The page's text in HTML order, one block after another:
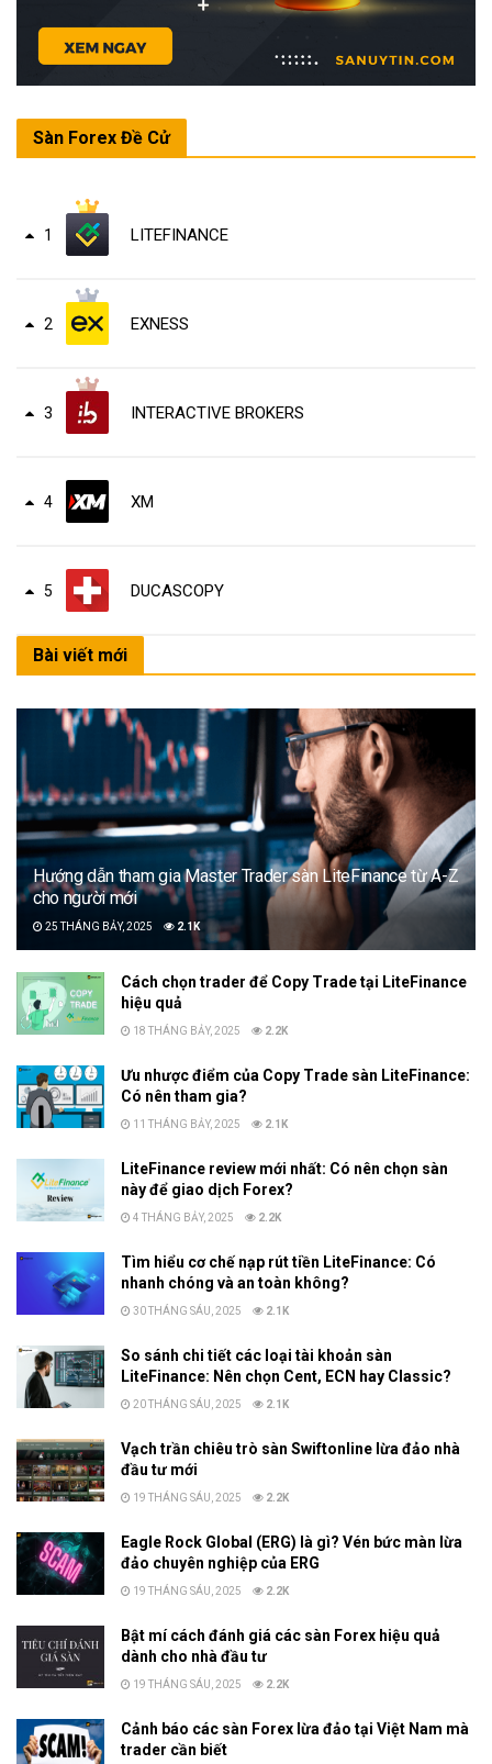
Sàn Forex Đề Cử
1 LITEFINANCE
2 EXNESS
3 INTERACTIVE BROKERS
4 XM
5 DUCASCOPY
Bài viết mới
Hướng dẫn tham gia Master Trader sàn LiteFinance từ A-Z
cho người mới
25 THÁNG BẢY, 2025 2.1K
Cách chọn trader để Copy Trade tại LiteFinance
hiệu quả
18 THÁNG BẢY, 2025 2.2K
Ưu nhược điểm của Copy Trade sàn LiteFinance:
Có nên tham gia?
11 THÁNG BẢY, 2025 2.1K
LiteFinance review mới nhất: Có nên chọn sàn
này để giao dịch Forex?
4 THÁNG BẢY, 2025 2.2K
Tìm hiểu cơ chế nạp rút tiền LiteFinance: Có
nhanh chóng và an toàn không?
30 THÁNG SÁU, 2025 2.1K
So sánh chi tiết các loại tài khoản sàn
LiteFinance: Nên chọn Cent, ECN hay Classic?
20 THÁNG SÁU, 2025 2.1K
Vạch trần chiêu trò sàn Swiftonline lừa đảo nhà
đầu tư mới
19 THÁNG SÁU, 2025 2.2K
Eagle Rock Global (ERG) là gì? Vén bức màn lừa
đảo chuyên nghiệp của ERG
19 THÁNG SÁU, 2025 2.2K
Bật mí cách đánh giá các sàn Forex hiệu quả
dành cho nhà đầu tư
19 THÁNG SÁU, 2025 2.2K
Cảnh báo các sàn Forex lừa đảo tại Việt Nam mà
trader cần biết